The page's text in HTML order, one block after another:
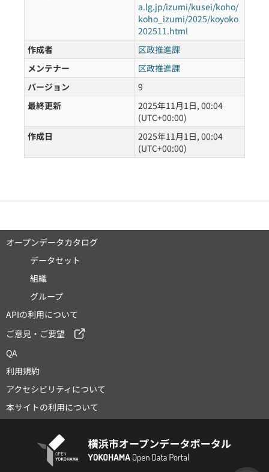
a.lg.jp/izumi/kusei/koho/
koho_izumi/2025/koyoko
202511.html
作成者
区政推進課
メンテナー
区政推進課
バージョン
9
最終更新
2025年11月1日, 00:04
(UTC+00:00)
作成日
2025年11月1日, 00:04
(UTC+00:00)
オープンデータカタログ
データセット
組織
グループ
APIの利用について
ご意見・ご要望
QA
利用規約
アクセシビリティについて
本サイトの利用について